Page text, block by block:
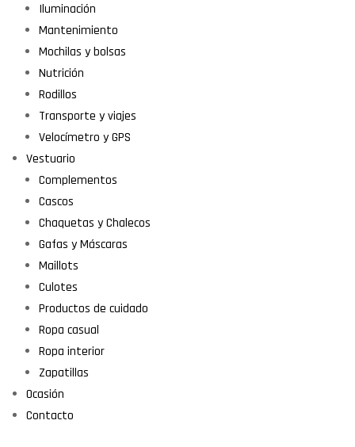
Iluminación
Mantenimiento
Mochilas y bolsas
Nutrición
Rodillos
Transporte y viajes
Velocímetro y GPS
Vestuario
Complementos
Cascos
Chaquetas y Chalecos
Gafas y Máscaras
Maillots
Culotes
Productos de cuidado
Ropa casual
Ropa interior
Zapatillas
Ocasión
Contacto